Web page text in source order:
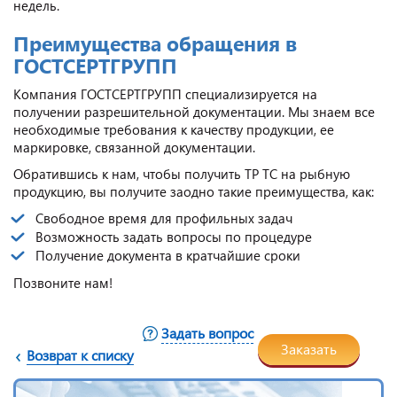
недель.
Преимущества обращения в
ГОСТСЕРТГРУПП
Компания ГОСТСЕРТГРУПП специализируется на
получении разрешительной документации. Мы знаем все
необходимые требования к качеству продукции, ее
маркировке, связанной документации.
Обратившись к нам, чтобы получить ТР ТС на рыбную
продукцию, вы получите заодно такие преимущества, как:
Свободное время для профильных задач
Возможность задать вопросы по процедуре
Получение документа в кратчайшие сроки
Позвоните нам!
Возврат к списку
Задать вопрос
Заказать